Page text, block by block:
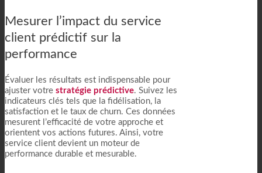
Mesurer l’impact du service
client prédictif sur la
performance
Évaluer les résultats est indispensable pour
ajuster votre stratégie prédictive. Suivez les
indicateurs clés tels que la fidélisation, la
satisfaction et le taux de churn. Ces données
mesurent l’efficacité de votre approche et
orientent vos actions futures. Ainsi, votre
service client devient un moteur de
performance durable et mesurable.